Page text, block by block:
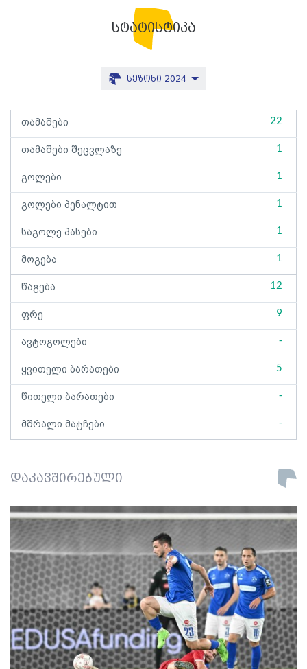
სტატისტიკა
სეზონი 2024
თამაშები 22
თამაშები შეცვლაზე 1
გოლები 1
გოლები პენალტით 1
საგოლე პასები 1
მოგება 1
წაგება 12
ფრე 9
ავტოგოლები -
ყვითელი ბარათები 5
წითელი ბარათები -
მშრალი მატჩები -
დაკავშირებული